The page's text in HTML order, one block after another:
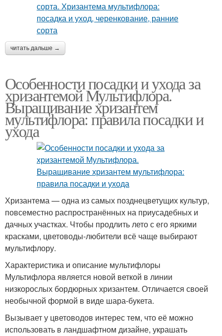
читать дальше →
Особенности посадки и ухода за
хризантемой Мультифлора.
Выращивание хризантем
мультифлора: правила посадки и
ухода
Хризантема — одна из самых позднецветущих культур,
повсеместно распространённых на приусадебных и
дачных участках. Чтобы продлить лето с его яркими
красками, цветоводы-любители всё чаще выбирают
мультифлору.
Характеристика и описание мультифлоры
Мультифлора является новой веткой в линии
низкорослых бордюрных хризантем. Отличается своей
необычной формой в виде шара-букета.
Вызывает у цветоводов интерес тем, что её можно
использовать в ландшафтном дизайне, украшать